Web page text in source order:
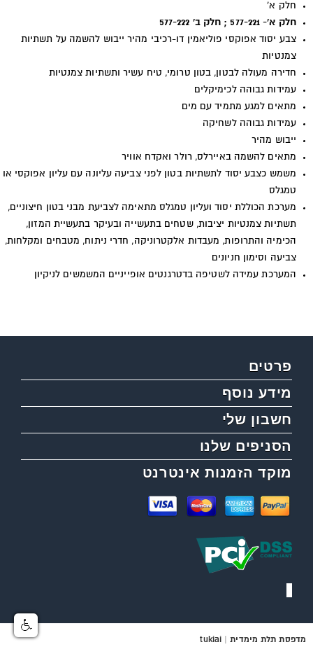
חלק א'
חלק א'- 577-221 ; חלק ב' 577-222
צבע יסוד אפוקסי פוליאמין דו-רכיבי מהיר ייבוש להשמה על תשתיות
צמנטיות
חדירה מעולה לבטון, בטון טרומי, טיח עשיר ותשתיות צמנטיות
עמידות גבוהה לכימיקלים
מתאים למגע מתמיד עם מים
עמידות גבוהה לשחיקה
ייבוש מהיר
מתאים להשמה באיירלס, רולר ואקדח אוויר
משמש כצבע יסוד לתשתיות בטון לפני צביעה עליונה עם עליון אפוקסי או
טמגלס
מערכת הכוללת יסוד ועליון טמגלס מתאימה לצביעת מבני בטון חיצוניים,
תשתיות צמנטיות יציבות, שטחים בתעשייה ובעיקר בתעשיית המזון,
הכימיה והתרופות, מעבדות אלקטרוניקה, חדרי ניתוח, מטבחים ומקלחות,
צביעה וסימון חניונים
המערכת עמידה לשטיפה בדטרגנטים אופייניים המשמשים לניקיון
פרטים
מידע נוסף
חשבון שלי
הסניפים שלנו
מוקד הזמנות אינטרנט
מדפסת תלת מימדית|
tukiai